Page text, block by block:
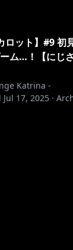
ロット】#9 初
ム…！【にじ
Katrina -
Jul 17, 2025 ·